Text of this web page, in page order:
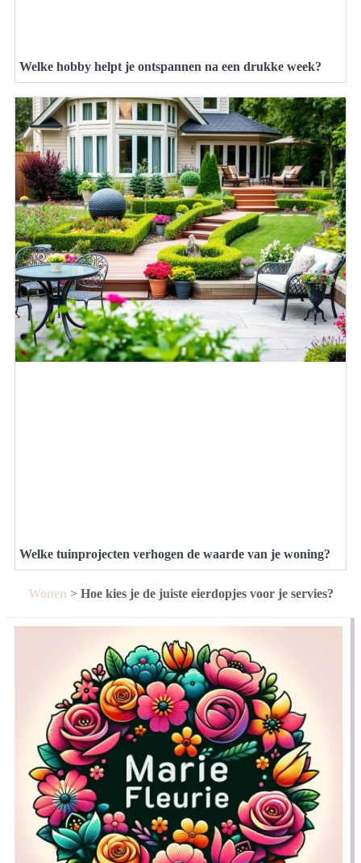
Welke hobby helpt je ontspannen na een drukke week?
Welke tuinprojecten verhogen de waarde van je woning?
Wonen > Hoe kies je de juiste eierdopjes voor je servies?